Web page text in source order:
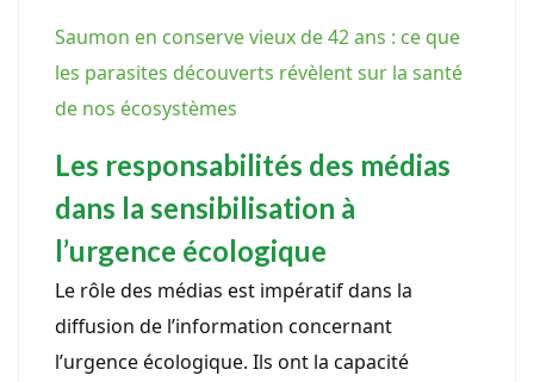
Saumon en conserve vieux de 42 ans : ce que
les parasites découverts révèlent sur la santé
de nos écosystèmes
Les responsabilités des médias
dans la sensibilisation à
l’urgence écologique
Le rôle des médias est impératif dans la
diffusion de l’information concernant
l’urgence écologique. Ils ont la capacité